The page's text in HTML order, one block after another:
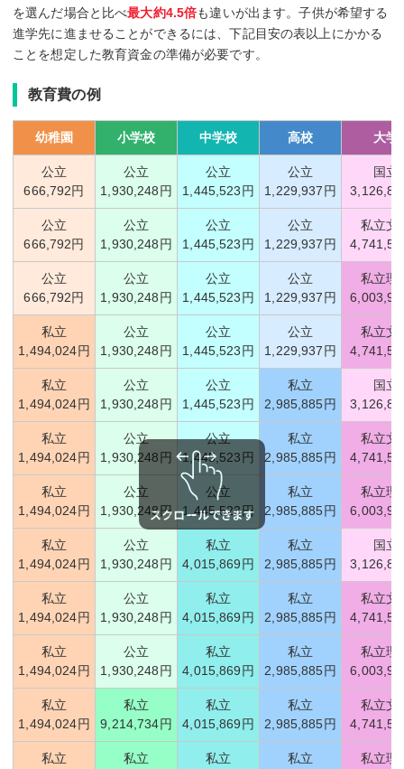
を選んだ場合と比べ最大約4.5倍も違いが出ます。子供が希望する
進学先に進ませることができるには、下記目安の表以上にかかる
ことを想定した教育資金の準備が必要です。
教育費の例
幼稚園 小学校 中学校 高校 大学
公立
666,792円
公立
1,930,248円
公立
1,445,523円
公立
1,229,937円
国立
公立
666,792円
公立
1,930,248円
公立
1,445,523円
公立
1,229,937円
私立文
公立
666,792円
公立
1,930,248円
公立
1,445,523円
公立
1,229,937円
私立理
私立
1,494,024円
公立
1,930,248円
公立
1,445,523円
公立
1,229,937円
私立文
私立
1,494,024円
公立
1,930,248円
公立
1,445,523円
私立
2,985,885円
国立
私立
1,494,024円
公立
1,930,248円
公立
1,445,523円
私立
2,985,885円
私立文
私立
1,494,024円
公立
1,930,248円
公立
1,445,523円
私立
2,985,885円
私立理
私立
1,494,024円
公立
1,930,248円
私立
4,015,869円
私立
2,985,885円
国立
私立
1,494,024円
公立
1,930,248円
私立
4,015,869円
私立
2,985,885円
私立文
私立
1,494,024円
公立
1,930,248円
私立
4,015,869円
私立
2,985,885円
私立理
私立
1,494,024円
私立
9,214,734円
私立
4,015,869円
私立
2,985,885円
私立文
私立
私立
私立
私立
私立理